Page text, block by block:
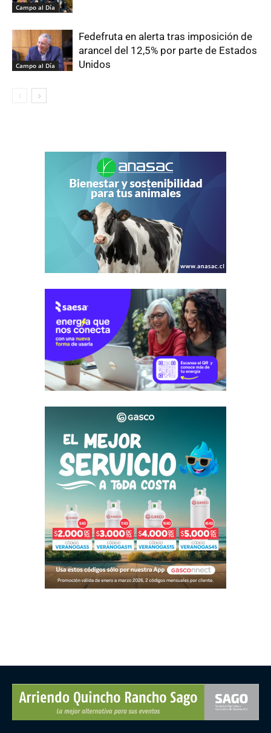
Campo al Día
Campo al Día
Fedefruta en alerta tras imposición de
arancel del 12,5% por parte de Estados
Unidos